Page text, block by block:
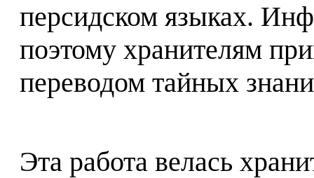
персидском языках.
поэтому хранителям
переводом тайных
Эта работа велась